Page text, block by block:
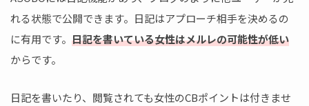
れる状態で公開できます。日記はアプローチ相手を決めるの
に有用です。 日記を書いている女性はメルレの可能性が低い
からです。
日記を書いたり、閲覧されても女性のCBポイントは付きませ